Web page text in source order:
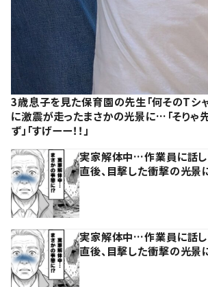
3歳息子を見た保育園の先生「何そのTシ
に激震が走ったまさかの光景に…「そりゃ
ず」「すげーー！！」
実家解体中…作業員に話し
直後、目撃した衝撃の光景
実家解体中…作業員に話し
直後、目撃した衝撃の光景